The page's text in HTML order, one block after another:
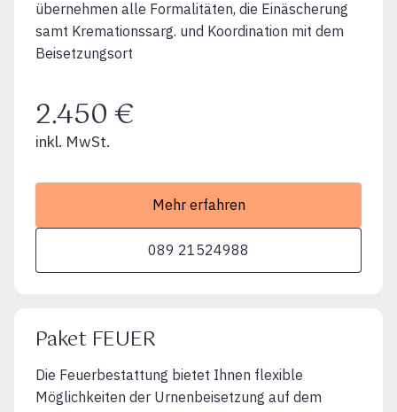
übernehmen alle Formalitäten, die Einäscherung
samt Kremationssarg. und Koordination mit dem
Beisetzungsort
2.450 €
inkl. MwSt.
Mehr erfahren
089 21524988
Paket FEUER
Die Feuerbestattung bietet Ihnen flexible
Möglichkeiten der Urnenbeisetzung auf dem